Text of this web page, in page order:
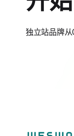
独立站品牌